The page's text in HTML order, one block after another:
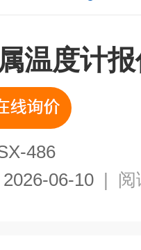
温度计
486
2026-06-10 | 阅